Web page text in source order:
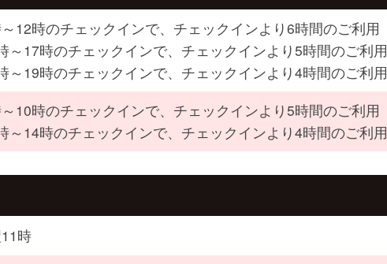
12時のチェックインで、チェックインより6時間のご利用
～17時のチェックインで、チェックインより5時間のご利用
～19時のチェックインで、チェックインより4時間のご利用
10時のチェックインで、チェックインより5時間のご利用
～14時のチェックインで、チェックインより4時間のご利用
時